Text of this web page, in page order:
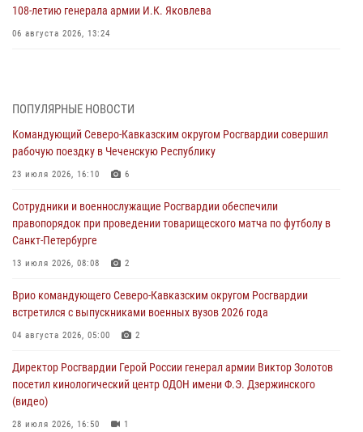
108‑летию генерала армии И.К. Яковлева
06 августа 2026, 13:24
06 августа 2026, 12:35 1
Росгвардейцы провели выставку вооружения для участников сбора
«Гвардеец» в Пензе (видео)
06 августа 2026, 12:00
В Курске росгвардейцы приняли участие в митинге, посвященном
второй годовщине вторжения ВСУ на территорию области
06 августа 2026, 11:56
угрожавшего подростку травматическим пистолетом
06 августа 2026, 11:33
крупная нарколаборатория
ПОПУЛЯРНЫЕ НОВОСТИ
Командующий Северо-Кавказским округом Росгвардии совершил
рабочую поездку в Чеченскую Республику
23 июля 2026, 16:10 6
Сотрудники и военнослужащие Росгвардии обеспечили
правопорядок при проведении товарищеского матча по футболу в
Санкт-Петербурге
13 июля 2026, 08:08 2
Врио командующего Северо-Кавказским округом Росгвардии
встретился с выпускниками военных вузов 2026 года
04 августа 2026, 05:00 2
Директор Росгвардии Герой России генерал армии Виктор Золотов
посетил кинологический центр ОДОН имени Ф.Э. Дзержинского
(видео)
28 июля 2026, 16:50 1